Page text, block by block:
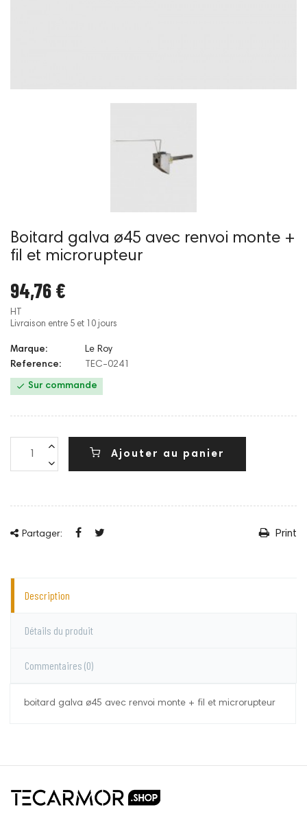
Boitard galva ø45 avec renvoi monte +
fil et microrupteur
94,76 €
HT
Livraison entre 5 et 10 jours
Marque:
Le Roy
Reference:
TEC-0241
 Sur commande
Ajouter au panier
Partager: Print
Description
Détails du produit
Commentaires (0)
boitard galva ø45 avec renvoi monte + fil et microrupteur
commentaire